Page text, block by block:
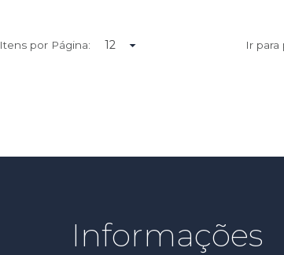
Itens por Página: Ir para
Informações